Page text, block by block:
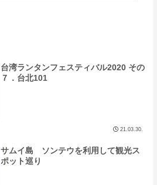
台湾ランタンフェスティバル2020 その
７．台北101
21.03.30.
サムイ島 ソンテウを利用して観光ス
ポット巡り